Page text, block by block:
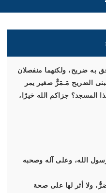
ضريح، ولكنهما منفصلان
الضريح مَـمَرٌّ صغير يمر
المسجد؟ جزاكم الله خيرًا،
الله، وعلى آله وصحبه
ولا أثر لها على صحة